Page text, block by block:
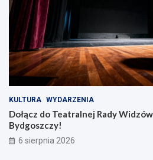
KULTURA WYDARZENIA
Dołącz do Teatralnej Rady
Bydgoszczy!
6 sierpnia 2026